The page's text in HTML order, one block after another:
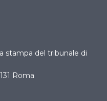
stampa del tribunale di
Roma